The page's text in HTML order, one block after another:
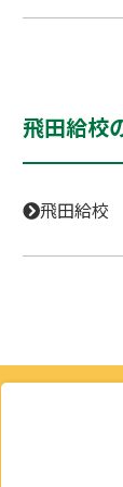
飛田給校
飛田給校